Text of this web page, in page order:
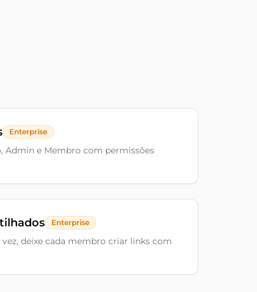
Enterprise
Admin e Membro com permissões
Enterprise
deixe cada membro criar links com